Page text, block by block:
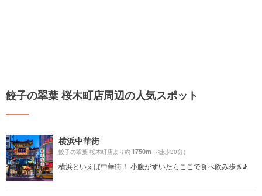
餃子の翠葉 桜木町店周辺の人気スポット
横浜中華街
餃子の翠葉 桜木町店より約1750m （徒歩30分）
横浜といえば中華街！ 小腹がすいたらここで食べ飲み歩き♪